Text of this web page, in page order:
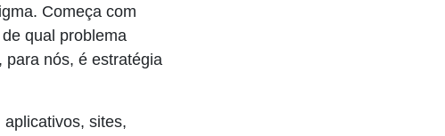
Começa com
qual problema
para nós, é estratégia
sites,